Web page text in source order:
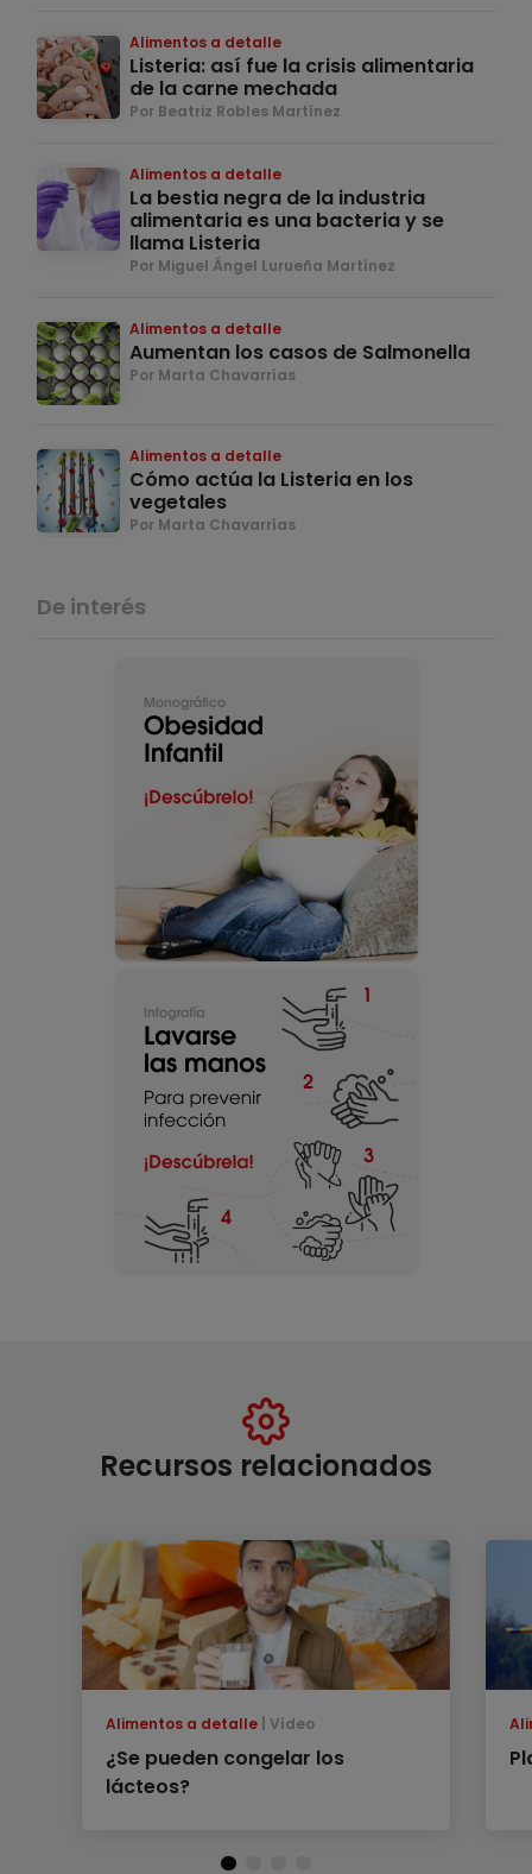
Alimentos a detalle
Listeria: así fue la crisis alimentaria
de la carne mechada
Por Beatriz Robles Martínez
Alimentos a detalle
La bestia negra de la industria
alimentaria es una bacteria y se
llama Listeria
Por Miguel Ángel Lurueña Martínez
Alimentos a detalle
Aumentan los casos de Salmonella
Por Marta Chavarrías
Alimentos a detalle
Cómo actúa la Listeria en los
vegetales
Por Marta Chavarrías
De interés
Recursos relacionados
Alimentos a detalle Vídeo
¿Se pueden congelar los
lácteos?